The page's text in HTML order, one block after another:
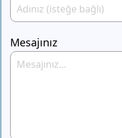
Mesajınız